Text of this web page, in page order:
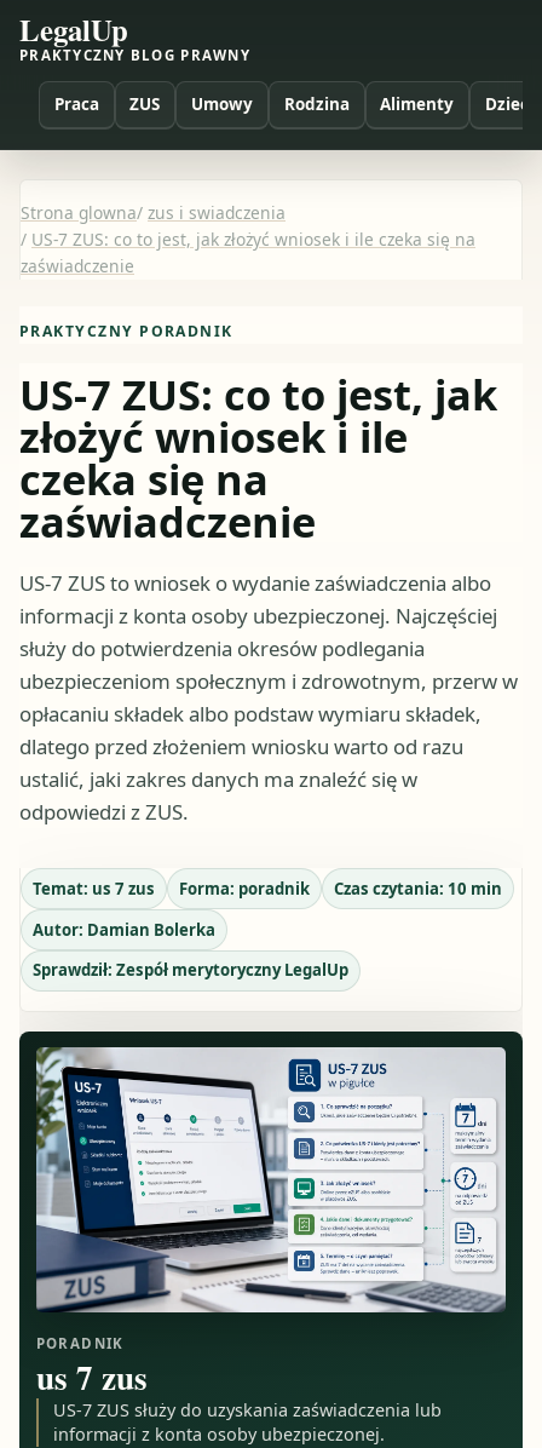
LegalUp
PRAKTYCZNY BLOG PRAWNY
Praca ZUS Umowy Rodzina Alimenty Dzieci
Strona glowna/ zus i swiadczenia
/ US-7 ZUS: co to jest, jak złożyć wniosek i ile czeka się na
zaświadczenie
PRAKTYCZNY PORADNIK
US-7 ZUS: co to jest, jak
złożyć wniosek i ile
czeka się na
zaświadczenie
US-7 ZUS to wniosek o wydanie zaświadczenia albo
informacji z konta osoby ubezpieczonej. Najczęściej
służy do potwierdzenia okresów podlegania
ubezpieczeniom społecznym i zdrowotnym, przerw w
opłacaniu składek albo podstaw wymiaru składek,
dlatego przed złożeniem wniosku warto od razu
ustalić, jaki zakres danych ma znaleźć się w
odpowiedzi z ZUS.
Temat: us 7 zus Forma: poradnik Czas czytania: 10 min
Autor: Damian Bolerka
Sprawdził: Zespół merytoryczny LegalUp
PORADNIK
us 7 zus
US-7 ZUS służy do uzyskania zaświadczenia lub
informacji z konta osoby ubezpieczonej.